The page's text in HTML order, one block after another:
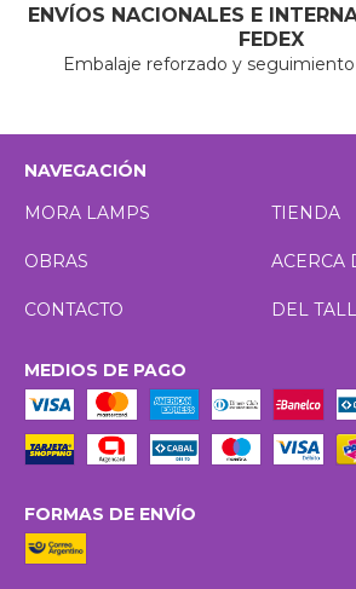
ENVÍOS NACIONALES E
FEDEX
Embalaje reforzado y
NAVEGACIÓN
MORA LAMPS
TIENDA
OBRAS ACERCA
CONTACTO DEL
MEDIOS DE PAGO
FORMAS DE ENVÍO